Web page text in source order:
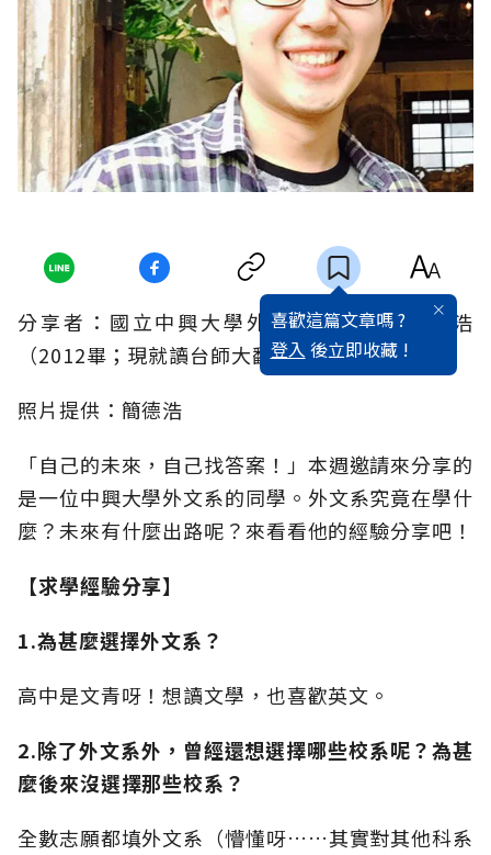
喜歡這篇文章嗎 ?
登入 後立即收藏 !
分享者：國立中興大學外國語文學系／簡德浩
（2012畢；現就讀台師大翻譯所口譯組）
照片提供：簡德浩
「自己的未來，自己找答案！」本週邀請來分享的
是一位中興大學外文系的同學。外文系究竟在學什
麼？未來有什麼出路呢？來看看他的經驗分享吧！
【求學經驗分享】
1.為甚麼選擇外文系？
高中是文青呀！想讀文學，也喜歡英文。
2.除了外文系外，曾經還想選擇哪些校系呢？為甚
麼後來沒選擇那些校系？
全數志願都填外文系（懵懂呀……其實對其他科系